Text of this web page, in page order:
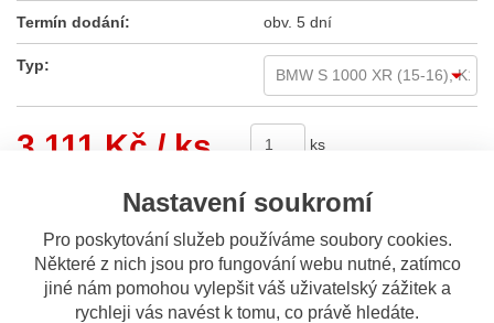
Nastavení soukromí
Pro poskytování služeb používáme soubory cookies.
Některé z nich jsou pro fungování webu nutné, zatímco
jiné nám pomohou vylepšit váš uživatelský zážitek a
rychleji vás navést k tomu, co právě hledáte.
Termín dodání: obv. 5 dní
Typ:
3.111 Kč / ks ks
Koupit
Sdílet